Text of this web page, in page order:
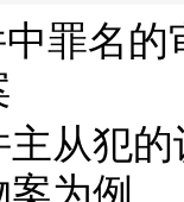
中罪名
主从犯
为例